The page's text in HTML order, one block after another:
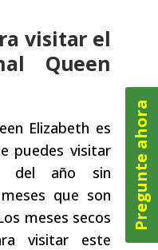
visitar el
Queen
Elizabeth es
puedes visitar
del año sin
que son
meses secos
visitar este
Pregunte ahora